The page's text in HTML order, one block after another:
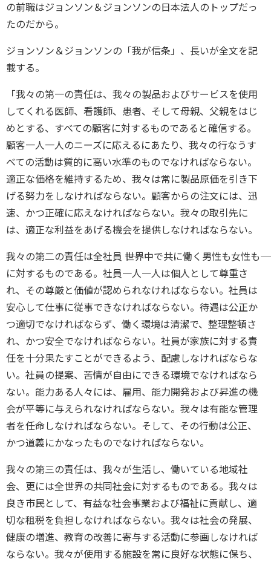
の前職はジョンソン＆ジョンソンの日本法人のトップだっ
たのだから。
ジョンソン＆ジョンソンの「我が信条」、長いが全文を記
載する。
「我々の第一の責任は、我々の製品およびサービスを使用
してくれる医師、看護師、患者、そして母親、父親をはじ
めとする、すべての顧客に対するものであると確信する。
顧客一人一人のニーズに応えるにあたり、我々の行なうす
べての活動は質的に高い水準のものでなければならない。
適正な価格を維持するため、我々は常に製品原価を引き下
げる努力をしなければならない。顧客からの注文には、迅
速、かつ正確に応えなければならない。我々の取引先に
は、適正な利益をあげる機会を提供しなければならない。
我々の第二の責任は全社員 ――世界中で共に働く男性も女性も――
に対するものである。社員一人一人は個人として尊重さ
れ、その尊厳と価値が認められなければならない。社員は
安心して仕事に従事できなければならない。待遇は公正か
つ適切でなければならず、働く環境は清潔で、整理整頓さ
れ、かつ安全でなければならない。社員が家族に対する責
任を十分果たすことができるよう、配慮しなければならな
い。社員の提案、苦情が自由にできる環境でなければなら
ない。能力ある人々には、雇用、能力開発および昇進の機
会が平等に与えられなければならない。我々は有能な管理
者を任命しなければならない。そして、その行動は公正、
かつ道義にかなったものでなければならない。
我々の第三の責任は、我々が生活し、働いている地域社
会、更には全世界の共同社会に対するものである。我々は
良き市民として、有益な社会事業および福祉に貢献し、適
切な租税を負担しなければならない。我々は社会の発展、
健康の増進、教育の改善に寄与する活動に参画しなければ
ならない。我々が使用する施設を常に良好な状態に保ち、